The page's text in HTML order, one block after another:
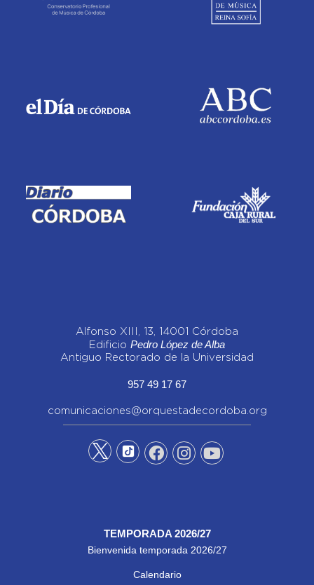
Alfonso XIII, 13, 14001 Córdoba
Edificio Pedro López de Alba
Antiguo Rectorado de la Universidad
957 49 17 67
comunicaciones@orquestadecordoba.org
TEMPORADA 2026/27
Bienvenida temporada 2026/27
Calendario